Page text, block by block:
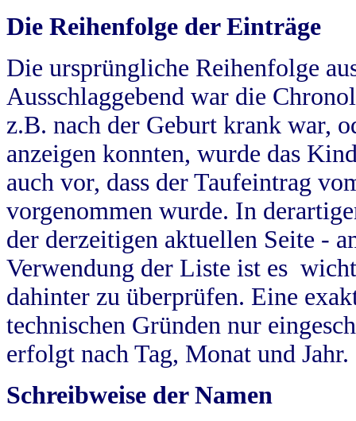
Die Reihenfolge der Einträge
Die ursprüngliche Reihenfolge
Ausschlaggebend war die
z.B. nach der Geburt krank war,
anzeigen konnten, wurde das
auch vor, dass der Taufeintrag
vorgenommen wurde. In
der derzeitigen aktuellen Seite -
Verwendung der Liste ist es
dahinter zu überprüfen. Eine
technischen Gründen nur
erfolgt nach Tag, Monat und Jahr.
Schreibweise der Namen